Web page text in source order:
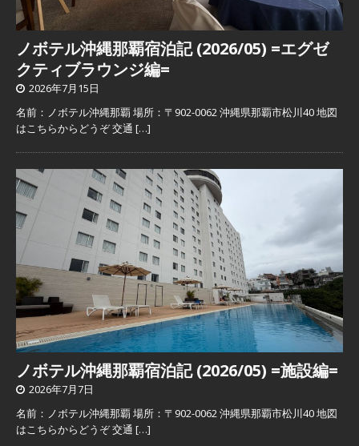
ノボテル沖縄那覇宿泊記 (2026/05) =エグゼ
クティブラウンジ編=
2026年7月15日
名前：ノボテル沖縄那覇 場所：〒902-0062 沖縄県那覇市松川40 地図
はこちらからどうぞ 交通 […]
ノボテル沖縄那覇宿泊記 (2026/05) =施設編=
2026年7月7日
名前：ノボテル沖縄那覇 場所：〒902-0062 沖縄県那覇市松川40 地図
はこちらからどうぞ 交通 […]